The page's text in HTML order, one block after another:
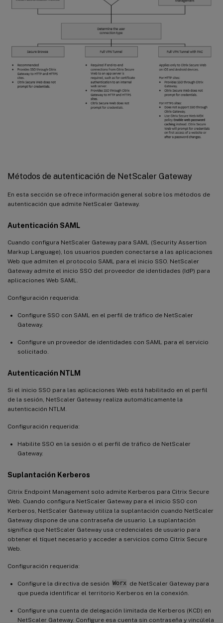
Métodos de autenticación de NetScaler Gateway
En esta sección se ofrece información general sobre los métodos de
autenticación que admite NetScaler Gateway.
Autenticación SAML
Cuando configura NetScaler Gateway para SAML (Security Assertion
Markup Language), los usuarios pueden conectarse a las aplicaciones
Web que admiten el protocolo SAML para el inicio SSO. NetScaler
Gateway admite el inicio SSO del proveedor de identidades (IdP) para
aplicaciones Web SAML.
Configuración requerida:
Configure SSO con SAML en el perfil de tráfico de NetScaler
Gateway.
Configure un proveedor de identidades con SAML para el servicio
solicitado.
Autenticación NTLM
Si el inicio SSO para las aplicaciones Web está habilitado en el perfil
de la sesión, NetScaler Gateway realiza automáticamente la
autenticación NTLM.
Configuración requerida:
Habilite SSO en la sesión o el perfil de tráfico de NetScaler
Gateway.
Suplantación Kerberos
Citrix Endpoint Management solo admite Kerberos para Citrix Secure
Web. Cuando configura NetScaler Gateway para el inicio SSO con
Kerberos, NetScaler Gateway utiliza la suplantación cuando NetScaler
Gateway dispone de una contraseña de usuario. La suplantación
significa que NetScaler Gateway usa credenciales de usuario para
obtener el tíquet necesario y acceder a servicios como Citrix Secure
Web.
Configuración requerida:
Configure la directiva de sesión Worx de NetScaler Gateway para
que pueda identificar el territorio Kerberos en la conexión.
Configure una cuenta de delegación limitada de Kerberos (KCD) en
NetScaler Gateway. Configure esa cuenta sin contraseña y vincúlela